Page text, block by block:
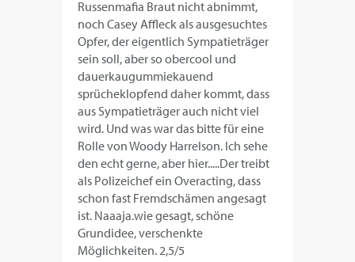
Russenmafia Braut nicht abnimmt,
noch Casey Affleck als ausgesuchtes
Opfer, der eigentlich Sympatieträger
sein soll, aber so obercool und
dauerkaugummiekauend
sprücheklopfend daher kommt, dass
aus Sympatieträger auch nicht viel
wird. Und was war das bitte für eine
Rolle von Woody Harrelson. Ich sehe
den echt gerne, aber hier.....Der treibt
als Polizeichef ein Overacting, dass
schon fast Fremdschämen angesagt
ist. Naaaja.wie gesagt, schöne
Grundidee, verschenkte
Möglichkeiten. 2,5/5